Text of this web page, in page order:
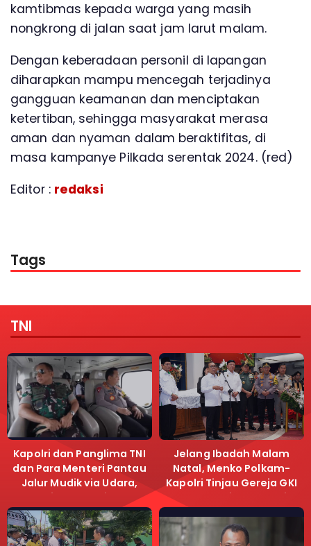
kamtibmas kepada warga yang masih
nongkrong di jalan saat jam larut malam.
Dengan keberadaan personil di lapangan
diharapkan mampu mencegah terjadinya
gangguan keamanan dan menciptakan
ketertiban, sehingga masyarakat merasa
aman dan nyaman dalam beraktifitas, di
masa kampanye Pilkada serentak 2024. (red)
Editor : redaksi
Tags
TNI
Kapolri dan Panglima TNI
dan Para Menteri Pantau
Jalur Mudik via Udara,
Pastikan Lalu Lintas
Lancar
Jelang Ibadah Malam
Natal, Menko Polkam-
Kapolri Tinjau Gereja GKI
Samanhudi dan Gereja